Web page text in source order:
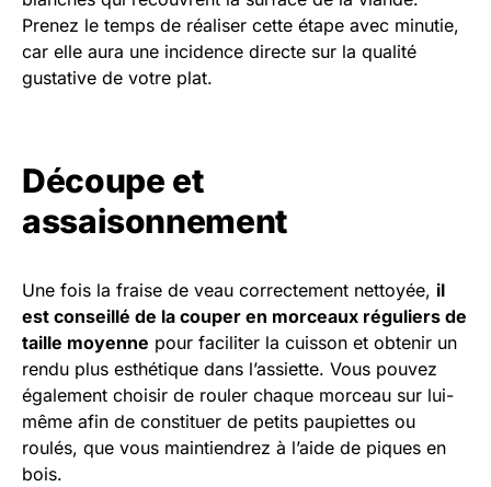
Prenez le temps de réaliser cette étape avec minutie,
car elle aura une incidence directe sur la qualité
gustative de votre plat.
Découpe et
assaisonnement
Une fois la fraise de veau correctement nettoyée, il
est conseillé de la couper en morceaux réguliers de
taille moyenne pour faciliter la cuisson et obtenir un
rendu plus esthétique dans l’assiette. Vous pouvez
également choisir de rouler chaque morceau sur lui-
même afin de constituer de petits paupiettes ou
roulés, que vous maintiendrez à l’aide de piques en
bois.